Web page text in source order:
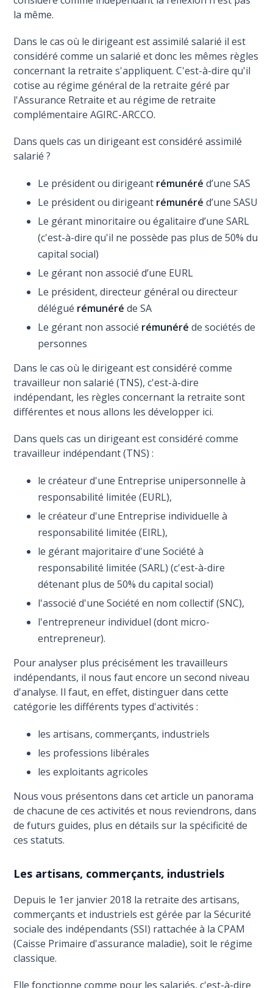
la même.
Dans le cas où le dirigeant est assimilé salarié il est
considéré comme un salarié et donc les mêmes règles
concernant la retraite s'appliquent. C'est-à-dire qu'il
cotise au régime général de la retraite géré par
l'Assurance Retraite et au régime de retraite
complémentaire AGIRC-ARCCO.
Dans quels cas un dirigeant est considéré assimilé
salarié ?
Le président ou dirigeant rémunéré d’une SAS
Le président ou dirigeant rémunéré d’une SASU
Le gérant minoritaire ou égalitaire d’une SARL
(c'est-à-dire qu'il ne possède pas plus de 50% du
capital social)
Le gérant non associé d’une EURL
Le président, directeur général ou directeur
délégué rémunéré de SA
Le gérant non associé rémunéré de sociétés de
personnes
Dans le cas où le dirigeant est considéré comme
travailleur non salarié (TNS), c'est-à-dire
indépendant, les règles concernant la retraite sont
différentes et nous allons les développer ici.
Dans quels cas un dirigeant est considéré comme
travailleur indépendant (TNS) :
le créateur d'une Entreprise unipersonnelle à
responsabilité limitée (EURL),
le créateur d'une Entreprise individuelle à
responsabilité limitée (EIRL),
le gérant majoritaire d'une Société à
responsabilité limitée (SARL) (c'est-à-dire
détenant plus de 50% du capital social)
l'associé d'une Société en nom collectif (SNC),
l'entrepreneur individuel (dont micro-
entrepreneur).
Pour analyser plus précisément les travailleurs
indépendants, il nous faut encore un second niveau
d'analyse. Il faut, en effet, distinguer dans cette
catégorie les différents types d'activités :
les artisans, commerçants, industriels
les professions libérales
les exploitants agricoles
Nous vous présentons dans cet article un panorama
de chacune de ces activités et nous reviendrons, dans
de futurs guides, plus en détails sur la spécificité de
ces statuts.
Les artisans, commerçants, industriels
Depuis le 1er janvier 2018 la retraite des artisans,
commerçants et industriels est gérée par la Sécurité
sociale des indépendants (SSI) rattachée à la CPAM
(Caisse Primaire d'assurance maladie), soit le régime
classique.
Elle fonctionne comme pour les salariés, c'est-à-dire